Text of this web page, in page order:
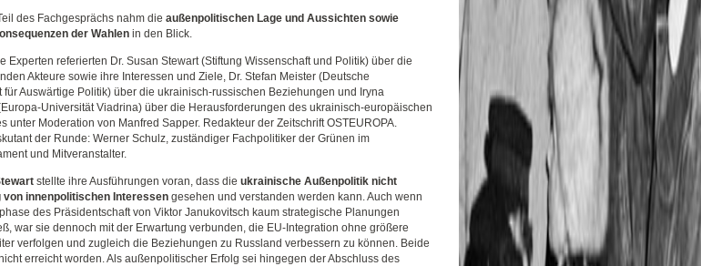
des Fachgesprächs nahm die außenpolitischen Lage und Aussichten sowie
der Wahlen in den Blick.
Experten referierten Dr. Susan Stewart (Stiftung Wissenschaft und Politik) über die
Akteure sowie ihre Interessen und Ziele, Dr. Stefan Meister (Deutsche
für Auswärtige Politik) über die ukrainisch-russischen Beziehungen und Iryna
Universität Viadrina) über die Herausforderungen des ukrainisch-europäischen
unter Moderation von Manfred Sapper. Redakteur der Zeitschrift OSTEUROPA.
der Runde: Werner Schulz, zuständiger Fachpolitiker der Grünen im
und Mitveranstalter.
stellte ihre Ausführungen voran, dass die ukrainische Außenpolitik nicht
von innenpolitischen Interessen gesehen und verstanden werden kann. Auch wenn
des Präsidentschaft von Viktor Janukovitsch kaum strategische Planungen
war sie dennoch mit der Erwartung verbunden, die EU-Integration ohne größere
verfolgen und zugleich die Beziehungen zu Russland verbessern zu können. Beide
erreicht worden. Als außenpolitischer Erfolg sei hingegen der Abschluss des